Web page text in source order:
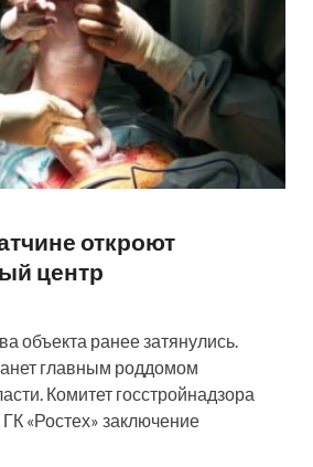
откроют
центр
объекта ранее затянулись.
главным роддомом
Комитет госстройнадзора
«Ростех» заключение